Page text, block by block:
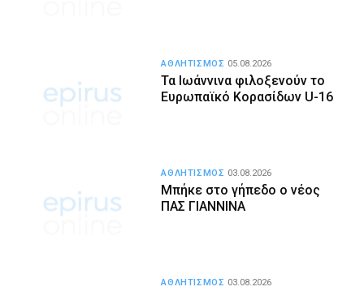
Τα Ιωάννινα φιλοξενούν το
Ευρωπαϊκό Κορασίδων U-16
ΑΘΛΗΤΙΣΜΟΣ 05.08.2026
Μπήκε στο γήπεδο ο νέος
ΠΑΣ ΓΙΑΝΝΙΝΑ
ΑΘΛΗΤΙΣΜΟΣ 03.08.2026
ΑΘΛΗΤΙΣΜΟΣ 03.08.2026